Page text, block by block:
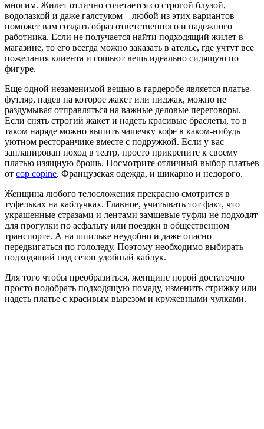
многим. Жилет отлично сочетается со строгой блузой,
водолазкой и даже галстуком – любой из этих вариантов
поможет вам создать образ ответственного и надежного
работника. Если не получается найти подходящий жилет в
магазине, то его всегда можно заказать в ателье, где учтут все
пожелания клиента и сошьют вещь идеально сидящую по
фигуре.
Еще одной незаменимой вещью в гардеробе является платье-
футляр, надев на которое жакет или пиджак, можно не
раздумывая отправляться на важные деловые переговоры.
Если снять строгий жакет и надеть красивые браслеты, то в
таком наряде можно выпить чашечку кофе в каком-нибудь
уютном ресторанчике вместе с подружкой. Если у вас
запланирован поход в театр, просто прикрепите к своему
платью изящную брошь. Посмотрите отличный выбор платьев
от cop copine. Французская одежда, и шикарно и недорого.
Женщина любого телосложения прекрасно смотрится в
туфельках на каблучках. Главное, учитывать тот факт, что
украшенные стразами и лентами замшевые туфли не подходят
для прогулки по асфальту или поездки в общественном
транспорте. А на шпильке неудобно и даже опасно
передвигаться по гололеду. Поэтому необходимо выбирать
подходящий под сезон удобный каблук.
Для того чтобы преобразиться, женщине порой достаточно
просто подобрать подходящую помаду, изменить стрижку или
надеть платье с красивым вырезом и кружевными чулками.